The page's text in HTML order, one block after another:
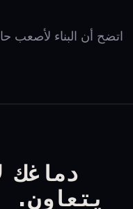
اتضح أن البناء لأصعب
دماغك
يتعاون.